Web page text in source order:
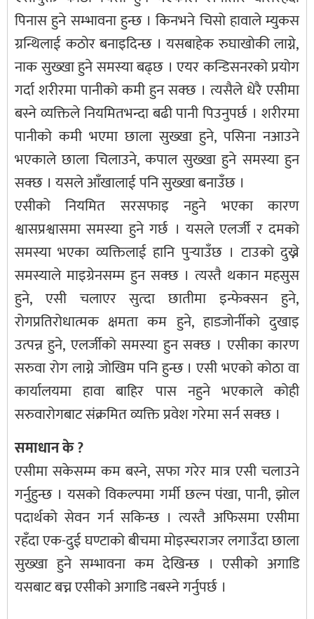
पिनास हुने सम्भावना हुन्छ । किनभने चिसो हावाले म्युकस
ग्रन्थिलाई कठोर बनाइदिन्छ । यसबाहेक रुघाखोकी लाग्ने,
नाक सुख्खा हुने समस्या बढ्छ । एयर कन्डिसनरको प्रयोग
गर्दा शरीरमा पानीको कमी हुन सक्छ । त्यसैले धेरै एसीमा
बस्ने व्यक्तिले नियमितभन्दा बढी पानी पिउनुपर्छ । शरीरमा
पानीको कमी भएमा छाला सुख्खा हुने, पसिना नआउने
भएकाले छाला चिलाउने, कपाल सुख्खा हुने समस्या हुन
सक्छ । यसले आँखालाई पनि सुख्खा बनाउँछ ।
एसीको नियमित सरसफाइ नहुने भएका कारण
श्वासप्रश्वासमा समस्या हुने गर्छ । यसले एलर्जी र दमको
समस्या भएका व्यक्तिलाई हानि पुर्‍याउँछ । टाउको दुख्ने
समस्याले माइग्रेनसम्म हुन सक्छ । त्यस्तै थकान महसुस
हुने, एसी चलाएर सुत्दा छातीमा इन्फेक्सन हुने,
रोगप्रतिरोधात्मक क्षमता कम हुने, हाडजोर्नीको दुखाइ
उत्पन्न हुने, एलर्जीको समस्या हुन सक्छ । एसीका कारण
सरुवा रोग लाग्ने जोखिम पनि हुन्छ । एसी भएको कोठा वा
कार्यालयमा हावा बाहिर पास नहुने भएकाले कोही
सरुवारोगबाट संक्रमित व्यक्ति प्रवेश गरेमा सर्न सक्छ ।
समाधान के ?
एसीमा सकेसम्म कम बस्ने, सफा गरेर मात्र एसी चलाउने
गर्नुहुन्छ । यसको विकल्पमा गर्मी छल्न पंखा, पानी, झोल
पदार्थको सेवन गर्न सकिन्छ । त्यस्तै अफिसमा एसीमा
रहँदा एक-दुई घण्टाको बीचमा मोइस्चराजर लगाउँदा छाला
सुख्खा हुने सम्भावना कम देखिन्छ । एसीको अगाडि
यसबाट बच्न एसीको अगाडि नबस्ने गर्नुपर्छ ।